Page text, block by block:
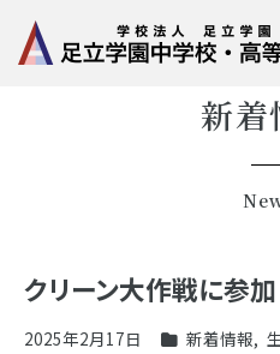
新着
クリーン大作戦に参加
2025年2月17日 新着情報,